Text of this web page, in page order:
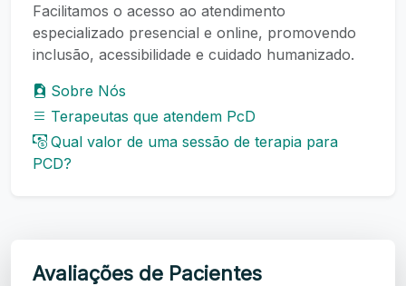
Facilitamos o acesso ao atendimento
especializado presencial e online, promovendo
inclusão, acessibilidade e cuidado humanizado.
Sobre Nós
Terapeutas que atendem PcD
Qual valor de uma sessão de terapia para
PCD?
Avaliações de Pacientes